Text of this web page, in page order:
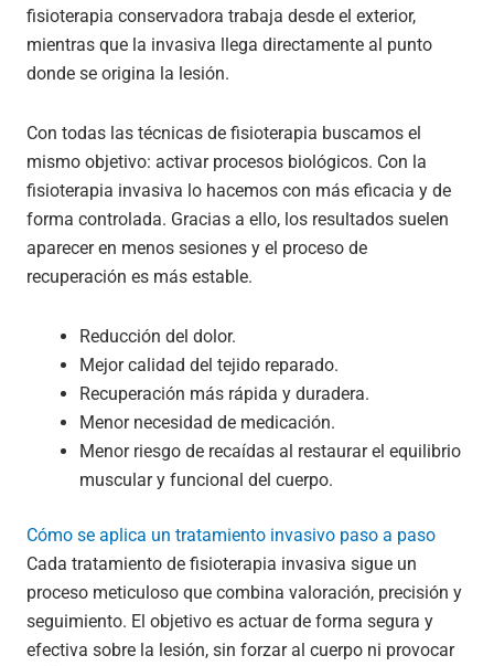
fisioterapia conservadora trabaja desde el exterior,
mientras que la invasiva llega directamente al punto
donde se origina la lesión.
Con todas las técnicas de fisioterapia buscamos el
mismo objetivo: activar procesos biológicos. Con la
fisioterapia invasiva lo hacemos con más eficacia y de
forma controlada. Gracias a ello, los resultados suelen
aparecer en menos sesiones y el proceso de
recuperación es más estable.
Reducción del dolor.
Mejor calidad del tejido reparado.
Recuperación más rápida y duradera.
Menor necesidad de medicación.
Menor riesgo de recaídas al restaurar el equilibrio
muscular y funcional del cuerpo.
Cómo se aplica un tratamiento invasivo paso a paso
Cada tratamiento de fisioterapia invasiva sigue un
proceso meticuloso que combina valoración, precisión y
seguimiento. El objetivo es actuar de forma segura y
efectiva sobre la lesión, sin forzar al cuerpo ni provocar